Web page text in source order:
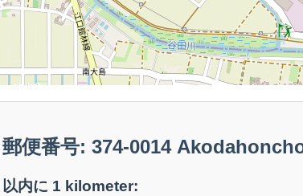
便番号: 374-0014
以内に 1 kilometer: